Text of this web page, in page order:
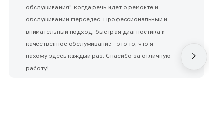
обслуживания", когда речь идет о ремонте и
обслуживании Мерседес. Профессиональный и
внимательный подход, быстрая диагностика и
качественное обслуживание - это то, что я
нахожу здесь каждый раз. Спасибо за отличную
работу!